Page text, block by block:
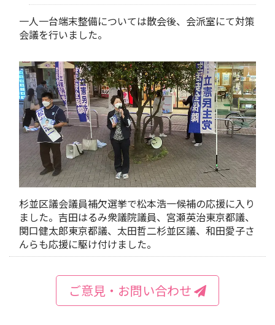
一人一台端末整備については散会後、会派室にて対策
会議を行いました。
杉並区議会議員補欠選挙で松本浩一候補の応援に入り
ました。吉田はるみ衆議院議員、宮瀬英治東京都議、
関口健太郎東京都議、太田哲二杉並区議、和田愛子さ
んらも応援に駆け付けました。
ご意見・お問い合わせ